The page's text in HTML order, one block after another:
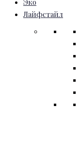
Лайфстайл